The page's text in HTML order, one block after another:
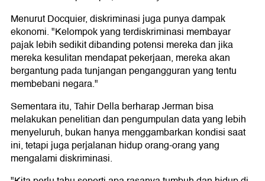
Menurut Docquier, diskriminasi juga punya dampak
ekonomi. "Kelompok yang terdiskriminasi membayar
pajak lebih sedikit dibanding potensi mereka dan jika
mereka kesulitan mendapat pekerjaan, mereka akan
bergantung pada tunjangan pengangguran yang tentu
membebani negara."
Sementara itu, Tahir Della berharap Jerman bisa
melakukan penelitian dan pengumpulan data yang lebih
menyeluruh, bukan hanya menggambarkan kondisi saat
ini, tetapi juga perjalanan hidup orang-orang yang
mengalami diskriminasi.